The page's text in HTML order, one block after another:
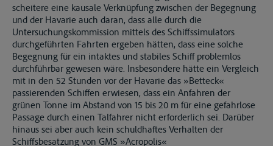
scheitere eine kausale Verknüpfung zwischen der Begegnung
und der Havarie auch daran, dass alle durch die
Untersuchungskommission mittels des Schiffssimulators
durchgeführten Fahrten ergeben hätten, dass eine solche
Begegnung für ein intaktes und stabiles Schiff problemlos
durchführbar gewesen wäre. Insbesondere hätte ein Vergleich
mit in den 52 Stunden vor der Havarie das »Betteck«
passierenden Schiffen erwiesen, dass ein Anfahren der
grünen Tonne im Abstand von 15 bis 20 m für eine gefahrlose
Passage durch einen Talfahrer nicht erforderlich sei. Darüber
hinaus sei aber auch kein schuldhaftes Verhalten der
Schiffsbesatzung von GMS »Acropolis«